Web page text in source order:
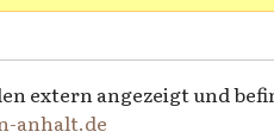
extern angezeigt und
anhalt.de